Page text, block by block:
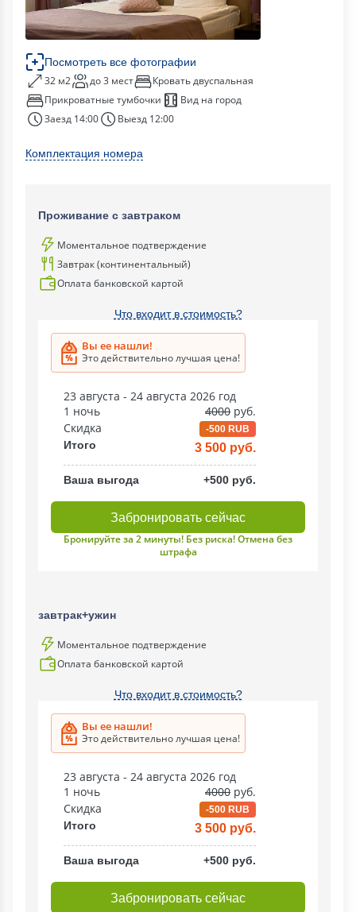
Посмотреть все фотографии
32 м2 до 3 мест
Кровать двуспальная
Прикроватные тумбочки
Вид на город
Заезд 14:00
Выезд 12:00
Комплектация номера
Проживание с завтраком
Моментальное подтверждение
Завтрак (континентальный)
Оплата банковской картой
Что входит в стоимость?
Вы ее нашли!
Это действительно лучшая цена!
23 августа - 24 августа 2026 год
1 ночь
4000 руб.
Скидка
-500 RUB
Итого 3 500 руб.
Ваша выгода +500 руб.
Забронировать сейчас
Бронируйте за 2 минуты! Без риска! Отмена без
штрафа
завтрак+ужин
Моментальное подтверждение
Оплата банковской картой
Что входит в стоимость?
Вы ее нашли!
Это действительно лучшая цена!
23 августа - 24 августа 2026 год
1 ночь
4000 руб.
Скидка
-500 RUB
Итого 3 500 руб.
Ваша выгода +500 руб.
Забронировать сейчас